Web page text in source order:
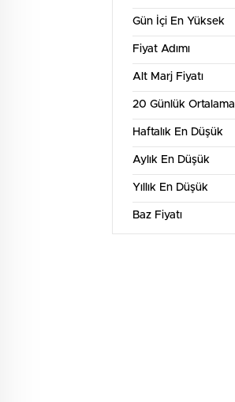
3. Ağu
110
110
120
130
140
Gün İçi En Yüksek
Fiyat Adımı
Alt Marj Fiyatı
20 Günlük Ortalama
Haftalık En Düşük
Aylık En Düşük
Yıllık En Düşük
Baz Fiyatı